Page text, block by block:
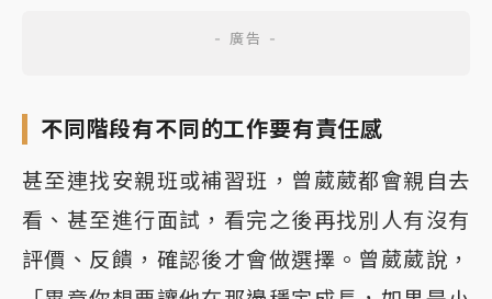
不同階段有不同的工作要有責任感
甚至連找安親班或補習班，曾葳葳都會親自去
看、甚至進行面試，看完之後再找別人有沒有
評價、反饋，確認後才會做選擇。曾葳葳說，